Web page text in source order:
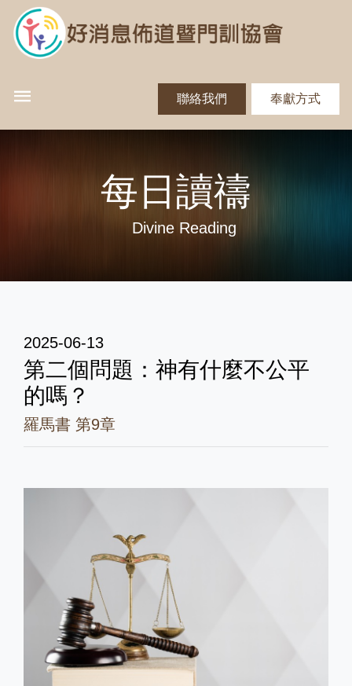
聯絡我們 奉獻方式
每日讀禱
Divine Reading
2025-06-13
第二個問題：神有什麼不公平
的嗎？
羅馬書 第9章